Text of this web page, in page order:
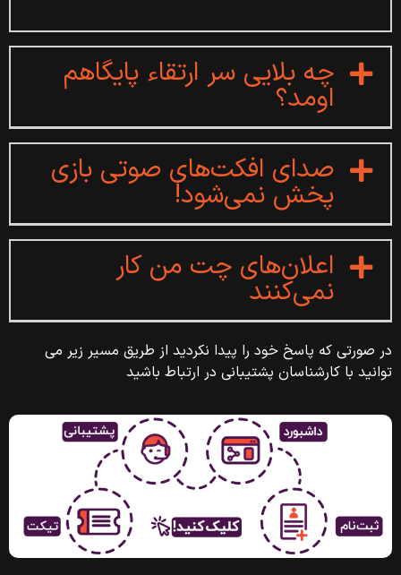
چه بلایی سر ارتقاء پایگاهم
اومد؟
صدای افکت‌های صوتی بازی
پخش نمی‌شود!
اعلان‌های چت من کار
نمی‌کنند
در صورتی که پاسخ خود را پیدا نکردید از طریق مسیر زیر می
توانید با کارشناسان پشتیبانی در ارتباط باشید